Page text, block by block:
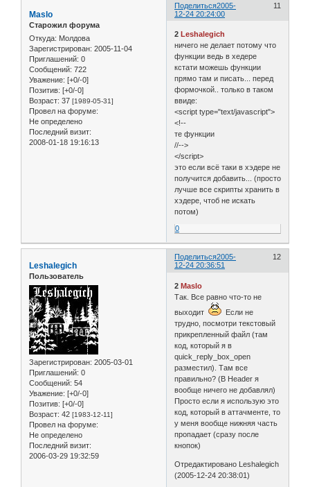
Поделиться 11
2005-
12-24 20:24:00
Maslo
Старожил форума
Откуда: Молдова
Зарегистрирован: 2005-11-04
Приглашений: 0
Сообщений: 722
Уважение: [+0/-0]
Позитив: [+0/-0]
Возраст: 37 [1989-05-31]
Провел на форуме:
Не определено
Последний визит:
2008-01-18 19:16:13
2 Leshalegich
ничего не делает потому что
функции ведь в хедере
кстати можешь функции
прямо там и писать... перед
формочкой.. только в таком
ввиде:
<script type="text/javascript">
<!--
те функции
//-->
</script>
это если всё таки в хэдере не
получится добавить... (просто
лучше все скрипты хранить в
хэдере, чтоб не искать
потом)
0
Поделиться 12
2005-
12-24 20:36:51
Leshalegich
Пользователь
Зарегистрирован: 2005-03-01
Приглашений: 0
Сообщений: 54
Уважение: [+0/-0]
Позитив: [+0/-0]
Возраст: 42 [1983-12-11]
Провел на форуме:
Не определено
Последний визит:
2006-03-29 19:32:59
2Maslo
Так. Все равно что-то не
выходит
Если не
трудно, посмотри текстовый
прикрепленный файл (там
код, который я в
quick_reply_box_open
разместил). Там все
правильно? (В Header я
вообще ничего не добавлял)
Просто если я использую это
код, который в аттачменте, то
у меня вообще нижняя часть
пропадает (сразу после
кнопок)
Отредактировано Leshalegich
(2005-12-24 20:38:01)